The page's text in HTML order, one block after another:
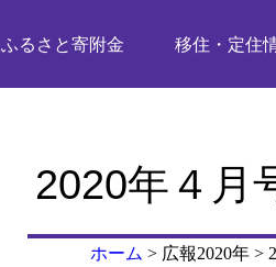
ふるさと寄附金 移住・定住
2020年４月
ホーム > 広報2020年 >